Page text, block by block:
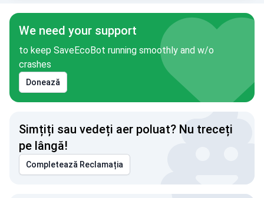
We need your support
to keep SaveEcoBot running smoothly and w/o
crashes
Donează
Simțiți sau vedeți aer poluat? Nu treceți
pe lângă!
Completează Reclamația